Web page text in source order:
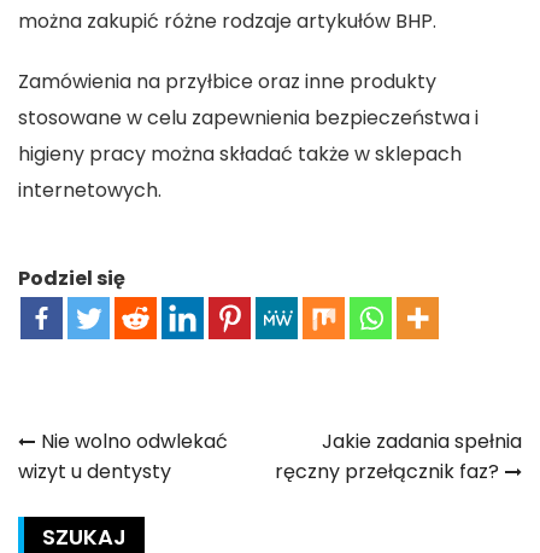
można zakupić różne rodzaje artykułów BHP.
Zamówienia na przyłbice oraz inne produkty
stosowane w celu zapewnienia bezpieczeństwa i
higieny pracy można składać także w sklepach
internetowych.
Podziel się
Nawigacja
wpisu
Nie wolno odwlekać
wizyt u dentysty
Jakie zadania spełnia
ręczny przełącznik faz?
SZUKAJ